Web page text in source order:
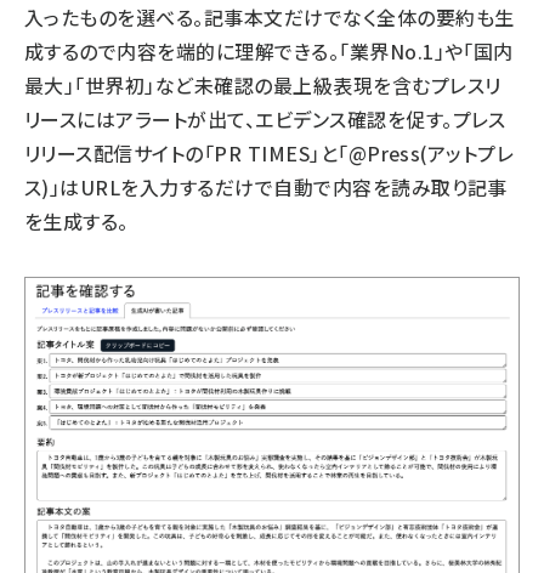
入ったものを選べる。記事本文だけでなく全体の要約も生
成するので内容を端的に理解できる。「業界No.1」や「国内
最大」「世界初」など未確認の最上級表現を含むプレスリ
リースにはアラートが出て、エビデンス確認を促す。プレス
リリース配信サイトの「PR TIMES」と「@Press(アットプレ
ス)」はURLを入力するだけで自動で内容を読み取り記事
を生成する。